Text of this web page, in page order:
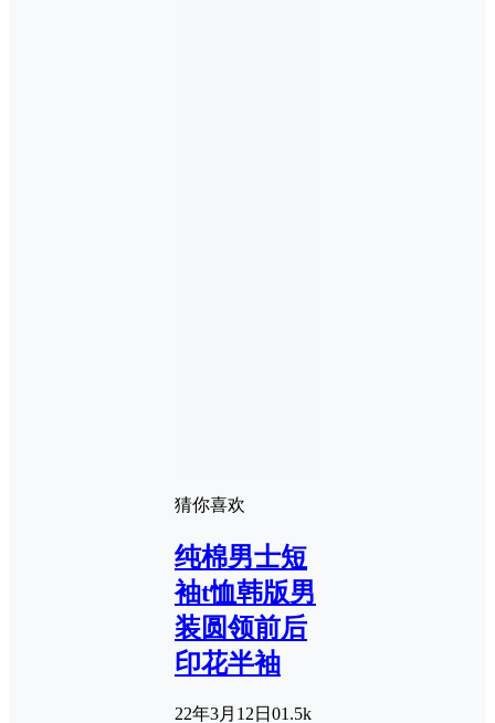
猜你喜欢
纯棉男士短
袖t恤韩版男
装圆领前后
印花半袖
22年3月12日 01.5k